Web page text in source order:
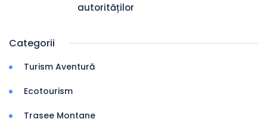
autorităților
Categorii
Turism Aventură
Ecotourism
Trasee Montane